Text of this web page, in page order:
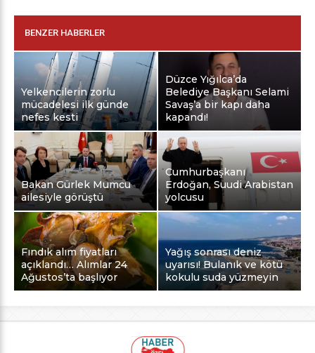
BENZER HABERLER
Yelkencilerin zorlu
mücadelesi ilk günde
nefes kesti
Düzce Yığılca’da
Belediye Başkanı Selami
Savaş’a bir kapı daha
kapandı!
Bakan Gürlek Mumcu
ailesiyle görüştü
Cumhurbaşkanı
Erdoğan, Suudi Arabistan
yolcusu
Fındık alım fiyatları
açıklandı… Alımlar 24
Ağustos’ta başlıyor
Yağış sonrası deniz
uyarısı! Bulanık ve kötü
kokulu suda yüzmeyin